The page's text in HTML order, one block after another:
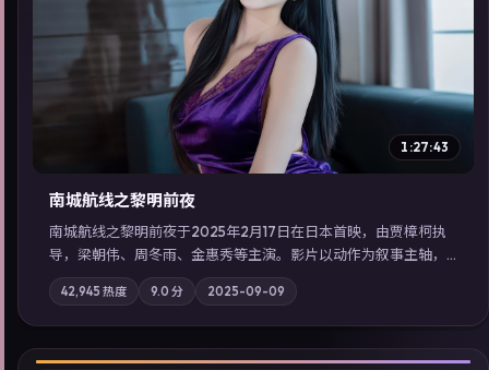
▶
1:27:43
南城航线之黎明前夜
南城航线之黎明前夜于2025年2月17日在日本首映，由贾樟柯执
导，梁朝伟、周冬雨、金惠秀等主演。影片以动作为叙事主轴，
城市霓虹背后，有人用规则改写命运；摄影与配乐强化地域气
质；站内亦可通过「国产免费观看高清电视剧在线看」延展检索
同类型高分佳作，畅享高清在线追剧体验。
42,945 热度 9.0 分 2025-09-09